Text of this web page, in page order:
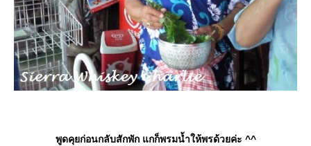
พูดคุยก่อนกลับสักพัก แกก็พรมน้ำให้พรด้วยค่ะ ^^